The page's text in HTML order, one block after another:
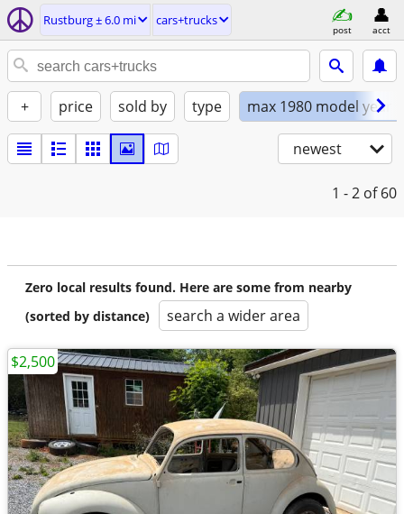
Rustburg ± 6.0 mi cars+trucks
post acct
+ price sold by type max 1980 model year
newest
1 - 2 of 60
Zero local results found. Here are some from nearby
(sorted by distance)
search a wider area
$2,500